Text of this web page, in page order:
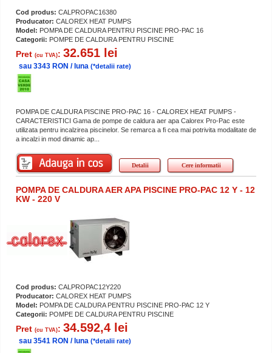
Cod produs: CALPROPAC16380
Producator: CALOREX HEAT PUMPS
Model: POMPA DE CALDURA PENTRU PISCINE PRO-PAC 16
Categorii: POMPE DE CALDURA PENTRU PISCINE
Pret (cu TVA): 32.651 lei
sau 3343 RON / luna (*detalii rate)
POMPA DE CALDURA PISCINE PRO-PAC 16 - CALOREX HEAT PUMPS -
CARACTERISTICI Gama de pompe de caldura aer apa Calorex Pro-Pac este
utilizata pentru incalzirea piscinelor. Se remarca a fi cea mai potrivita modalitate de
a incalzi in mod dinamic ap...
Detalii Cere informatii
POMPA DE CALDURA AER APA PISCINE PRO-PAC 12 Y - 12
KW - 220 V
Cod produs: CALPROPAC12Y220
Producator: CALOREX HEAT PUMPS
Model: POMPA DE CALDURA PENTRU PISCINE PRO-PAC 12 Y
Categorii: POMPE DE CALDURA PENTRU PISCINE
Pret (cu TVA): 34.592,4 lei
sau 3541 RON / luna (*detalii rate)